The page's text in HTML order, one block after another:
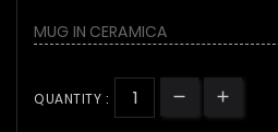
MUG IN CERAMICA
QUANTITY :